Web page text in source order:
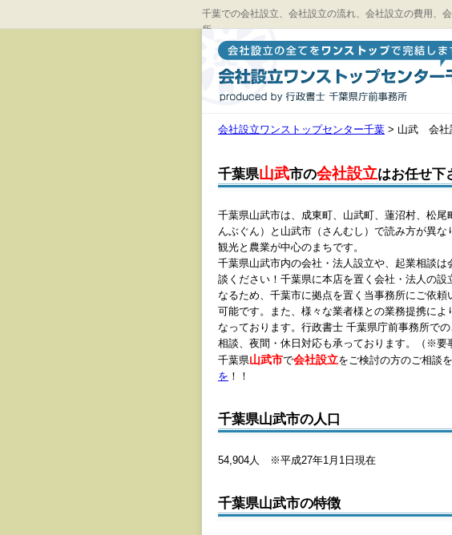
千葉での会社設立、会社設立の流れ、会社設立の費用
所
会社設立ワンストップセンター千葉 > 山武 会社
千葉県山武市の会社設立はお任せ下
千葉県山武市は、成東町、山武町、蓮沼村、松
んぶぐん）と山武市（さんむし）で読み方が異
観光と農業が中心のまちです。
千葉県山武市内の会社・法人設立や、起業相談
談ください！千葉県に本店を置く会社・法人の
なるため、千葉市に拠点を置く当事務所にご依
可能です。また、様々な業者様との業務提携に
なっております。行政書士 千葉県庁前事務所で
相談、夜間・休日対応も承っております。（※要
千葉県山武市で会社設立をご検討の方のご相談
を ！！
千葉県山武市の人口
54,904人 ※平成27年1月1日現在
千葉県山武市の特徴